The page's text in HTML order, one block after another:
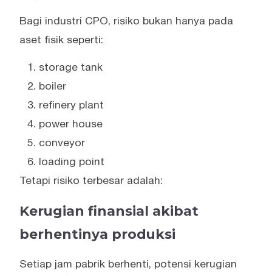
Bagi industri CPO, risiko bukan hanya pada
aset fisik seperti:
storage tank
boiler
refinery plant
power house
conveyor
loading point
Tetapi risiko terbesar adalah:
Kerugian finansial akibat
berhentinya produksi
Setiap jam pabrik berhenti, potensi kerugian